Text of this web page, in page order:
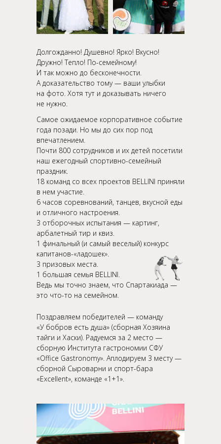
Самое ожидаемое корпоративное событие
года позади. Но мы до сих пор под
впечатлением.
Почти 800 сотрудников и их детей посетили
наш ежегодный спортивно-семейный
праздник.
18 команд со всех проектов BELLINI приняли
в нем участие.
6 часов соревнований, танцев, вкусной еды
и отличного настроения.
3 отборочных испытания — картинг,
арбалетный тир и квиз.
1 финальный (и самый веселый) конкурс
капитанов-«ладошек».
3 призовых места.
1 большая семья BELLINI.
Ведь мы точно знаем, что Спартакиада —
это что-то на семейном.
Долгожданно! Душевно! Ярко! Вкусно!
Дружно! Тепло! По-семейному!
И так можно до бесконечности.
А доказательство тому — ваши улыбки
на фото. Хотя тут и доказывать ничего
не нужно.
Поздравляем победителей — команду
«У бобров есть душа» (сборная Хозяина
тайги и Хаски). Радуемся за 2 место —
сборную Института гастрономии СФУ
«Office Gastronomy». Аплодируем 3 месту —
сборной Сыроварни и спорт-бара
«Excellent», команде «1+1».